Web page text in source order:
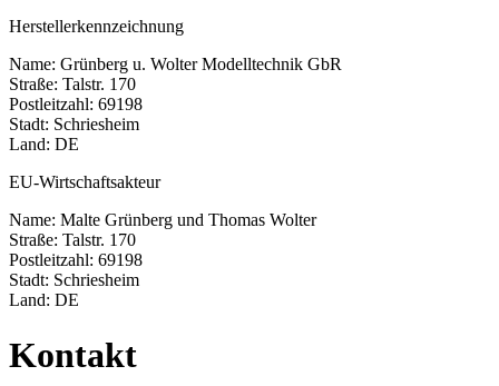
Herstellerkennzeichnung
Name: Grünberg u. Wolter Modelltechnik GbR
Straße: Talstr. 170
Postleitzahl: 69198
Stadt: Schriesheim
Land: DE
EU-Wirtschaftsakteur
Name: Malte Grünberg und Thomas Wolter
Straße: Talstr. 170
Postleitzahl: 69198
Stadt: Schriesheim
Land: DE
Kontakt